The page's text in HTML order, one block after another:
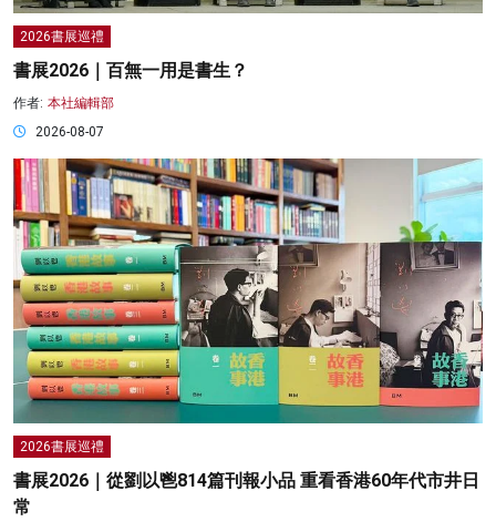
2026書展巡禮
書展2026｜百無一用是書生？
作者: 本社編輯部
2026-08-07
2026書展巡禮
書展2026｜從劉以鬯814篇刊報小品 重看香港60年代市井日
常